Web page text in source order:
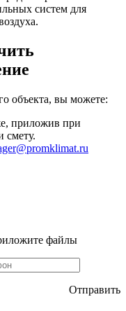
систем для
объекта, вы можете:
приложив при
смету.
файлы
Отправить